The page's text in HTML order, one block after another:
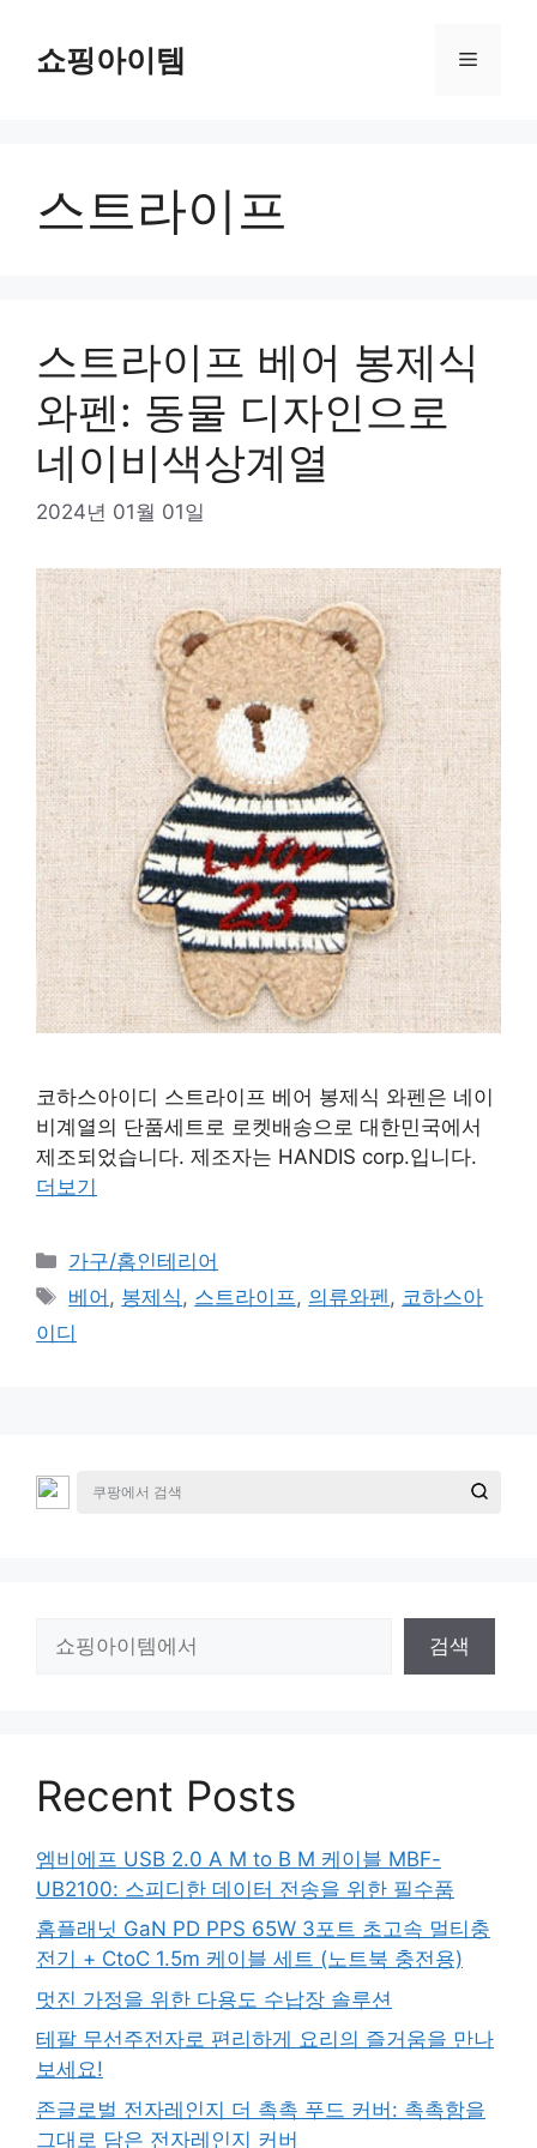
쇼핑아이템 메
스트라이프
스트라이프 베어 봉제식
와펜: 동물 디자인으로
네이비색상계열
2024년 01월 01일
코하스아이디 스트라이프 베어 봉제식 와펜은 네이
비계열의 단품세트로 로켓배송으로 대한민국에서
제조되었습니다. 제조자는 HANDIS corp.입니다.
더보기
카
테
고
리
가구/홈인테리어
태
그
베어 , 봉제식 , 스트라이프 , 의류와펜 , 코하스아
이디
검색
Recent Posts
엠비에프 USB 2.0 A M to B M 케이블 MBF-
UB2100: 스피디한 데이터 전송을 위한 필수품
홈플래닛 GaN PD PPS 65W 3포트 초고속 멀티충
전기 + CtoC 1.5m 케이블 세트 (노트북 충전용)
멋진 가정을 위한 다용도 수납장 솔루션
테팔 무선주전자로 편리하게 요리의 즐거움을 만나
보세요!
존글로벌 전자레인지 더 촉촉 푸드 커버: 촉촉함을
그대로 담은 전자레인지 커버